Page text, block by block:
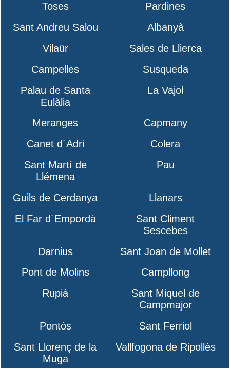
Toses
Pardines
Sant Andreu Salou
Albanyà
Vilaür
Sales de Llierca
Campelles
Susqueda
Palau de Santa
Eulàlia
La Vajol
Meranges
Capmany
Canet d´Adri
Colera
Sant Martí de
Llémena
Pau
Guils de Cerdanya
Llanars
El Far d´Empordà
Sant Climent
Sescebes
Darnius
Sant Joan de Mollet
Pont de Molins
Campllong
Rupià
Sant Miquel de
Campmajor
Pontós
Sant Ferriol
Sant Llorenç de la
Muga
Vallfogona de Ripollès